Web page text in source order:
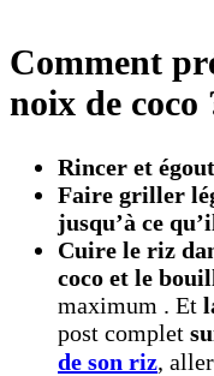
Comment
noix de coco
Rincer et
Faire griller
jusqu’à ce
Cuire le riz
coco et le
maximum . Et
post complet
de son riz,